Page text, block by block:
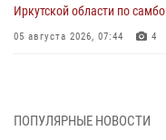
Иркутской области по самбо
05 августа 2026, 07:44 4
04 августа 2026, 07:14 3
ПОПУЛЯРНЫЕ НОВОСТИ